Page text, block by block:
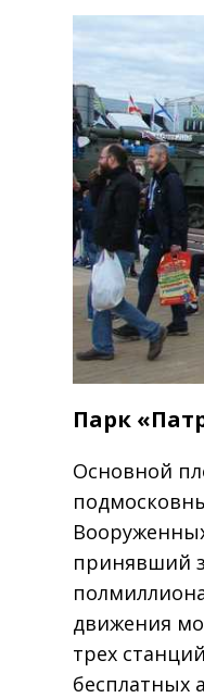
Парк
Основной
принявший
движения
трех
бесплатных